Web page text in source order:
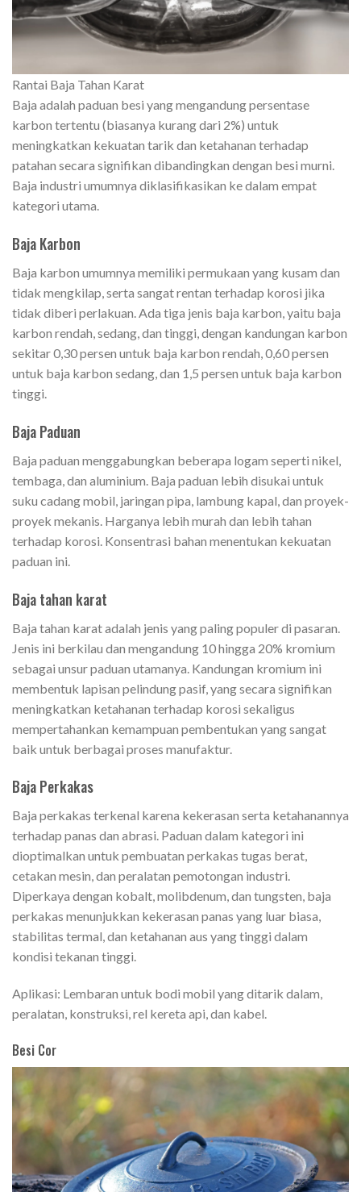
Rantai Baja Tahan Karat
Baja adalah paduan besi yang mengandung persentase
karbon tertentu (biasanya kurang dari 2%) untuk
meningkatkan kekuatan tarik dan ketahanan terhadap
patahan secara signifikan dibandingkan dengan besi murni.
Baja industri umumnya diklasifikasikan ke dalam empat
kategori utama.
Baja Karbon
Baja karbon umumnya memiliki permukaan yang kusam dan
tidak mengkilap, serta sangat rentan terhadap korosi jika
tidak diberi perlakuan. Ada tiga jenis baja karbon, yaitu baja
karbon rendah, sedang, dan tinggi, dengan kandungan karbon
sekitar 0,30 persen untuk baja karbon rendah, 0,60 persen
untuk baja karbon sedang, dan 1,5 persen untuk baja karbon
tinggi.
Baja Paduan
Baja paduan menggabungkan beberapa logam seperti nikel,
tembaga, dan aluminium. Baja paduan lebih disukai untuk
suku cadang mobil, jaringan pipa, lambung kapal, dan proyek-
proyek mekanis. Harganya lebih murah dan lebih tahan
terhadap korosi. Konsentrasi bahan menentukan kekuatan
paduan ini.
Baja tahan karat
Baja tahan karat adalah jenis yang paling populer di pasaran.
Jenis ini berkilau dan mengandung 10 hingga 20% kromium
sebagai unsur paduan utamanya. Kandungan kromium ini
membentuk lapisan pelindung pasif, yang secara signifikan
meningkatkan ketahanan terhadap korosi sekaligus
mempertahankan kemampuan pembentukan yang sangat
baik untuk berbagai proses manufaktur.
Baja Perkakas
Baja perkakas terkenal karena kekerasan serta ketahanannya
terhadap panas dan abrasi. Paduan dalam kategori ini
dioptimalkan untuk pembuatan perkakas tugas berat,
cetakan mesin, dan peralatan pemotongan industri.
Diperkaya dengan kobalt, molibdenum, dan tungsten, baja
perkakas menunjukkan kekerasan panas yang luar biasa,
stabilitas termal, dan ketahanan aus yang tinggi dalam
kondisi tekanan tinggi.
Aplikasi: Lembaran untuk bodi mobil yang ditarik dalam,
peralatan, konstruksi, rel kereta api, dan kabel.
Besi Cor